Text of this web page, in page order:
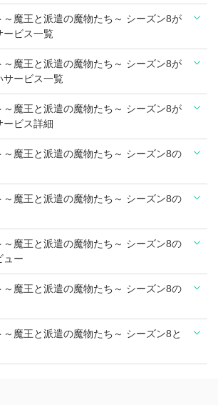
～魔王と派遣の魔物たち～ シーズン8が
ービス一覧
～魔王と派遣の魔物たち～ シーズン8が
サービス一覧
～魔王と派遣の魔物たち～ シーズン8が
ービス詳細
～魔王と派遣の魔物たち～ シーズン8の
～魔王と派遣の魔物たち～ シーズン8の
～魔王と派遣の魔物たち～ シーズン8の
ュー
～魔王と派遣の魔物たち～ シーズン8の
魔王と派遣の魔物たち～ シーズン8と